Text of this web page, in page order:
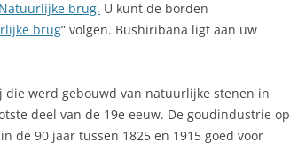
brug. U kunt de borden
brug” volgen. Bushiribana ligt aan uw
werd gebouwd van natuurlijke stenen in
deel van de 19e eeuw. De goudindustrie op
de 90 jaar tussen 1825 en 1915 goed voor